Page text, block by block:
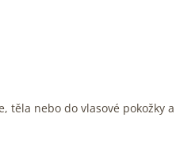
těla nebo do vlasové pokožky